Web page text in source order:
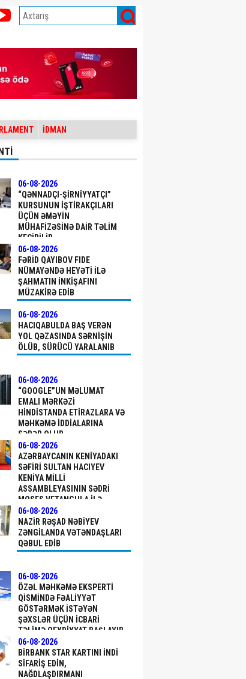
İDMAN
06-08-2026
“QƏNNADÇI-ŞIRNIYYATÇI”
KURSUNUN IŞTIRAKÇILARI
ÜÇÜN ƏMƏYIN
MÜHAFIZƏSINƏ DAIR TƏLIM
KEÇIRILIB
06-08-2026
FƏRID QAYIBOV FIDE
NÜMAYƏNDƏ HEYƏTI ILƏ
ŞAHMATIN INKIŞAFINI
MÜZAKIRƏ EDIB
06-08-2026
HACIQABULDA BAŞ VERƏN
YOL QƏZASINDA SƏRNIŞIN
ÖLÜB, SÜRÜCÜ YARALANIB
06-08-2026
“GOOGLE”UN MƏLUMAT
EMALI MƏRKƏZI
HINDISTANDA ETIRAZLARA VƏ
MƏHKƏMƏ IDDIALARINA
SƏBƏB OLUB
06-08-2026
AZƏRBAYCANIN KENIYADAKI
SƏFIRI SULTAN HACIYEV
KENIYA MILLI
ASSAMBLEYASININ SƏDRI
MOSES VETANGULA ILƏ
GÖRÜŞÜB
06-08-2026
NAZIR RƏŞAD NƏBIYEV
ZƏNGILANDA VƏTƏNDAŞLARI
QƏBUL EDIB
06-08-2026
ÖZƏL MƏHKƏMƏ EKSPERTI
QISMINDƏ FƏALIYYƏT
GÖSTƏRMƏK ISTƏYƏN
ŞƏXSLƏR ÜÇÜN ICBARI
TƏLIMƏ QEYDIYYAT BAŞLAYIB
06-08-2026
BIRBANK STAR KARTINI INDI
SIFARIŞ EDIN,
NAĞDLAŞDIRMANI